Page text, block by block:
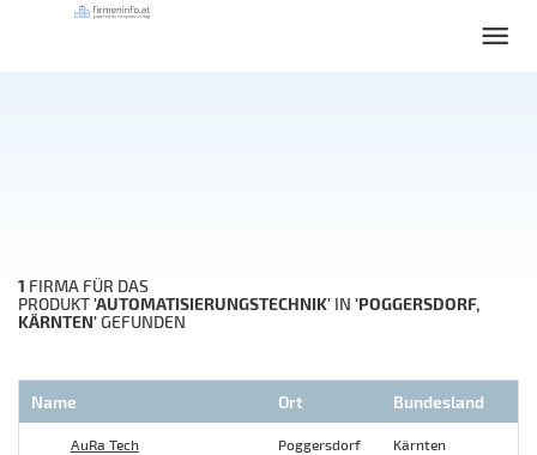
1 FIRMA FÜR DAS
PRODUKT'AUTOMATISIERUNGSTECHNIK' IN 'POGGERSDORF,
KÄRNTEN'GEFUNDEN
Name Ort Bundesland
AuRa Tech
Poggersdorf Kärnten